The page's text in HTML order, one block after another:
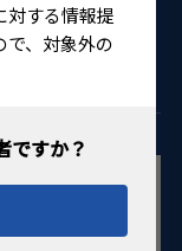
対する情報提
で、対象外の